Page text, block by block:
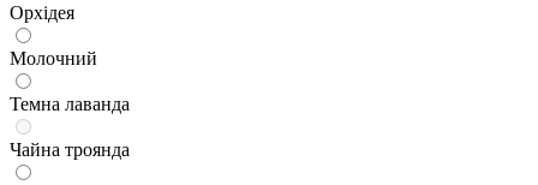
Орхідея
Молочний
Темна лаванда
Чайна троянда